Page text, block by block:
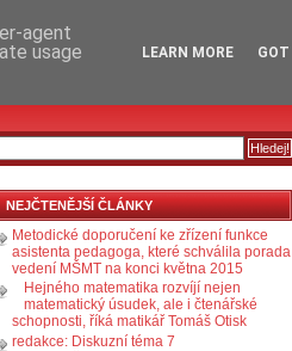
NEJČTENĚJŠÍ ČLÁNKY
Metodické doporučení ke zřízení funkce
asistenta pedagoga, které schválila porada
vedení MŠMT na konci května 2015
Hejného matematika rozvíjí nejen
matematický úsudek, ale i čtenářské
schopnosti, říká matikář Tomáš Otisk
redakce: Diskuzní téma 7
agent
usage
LEARN MORE